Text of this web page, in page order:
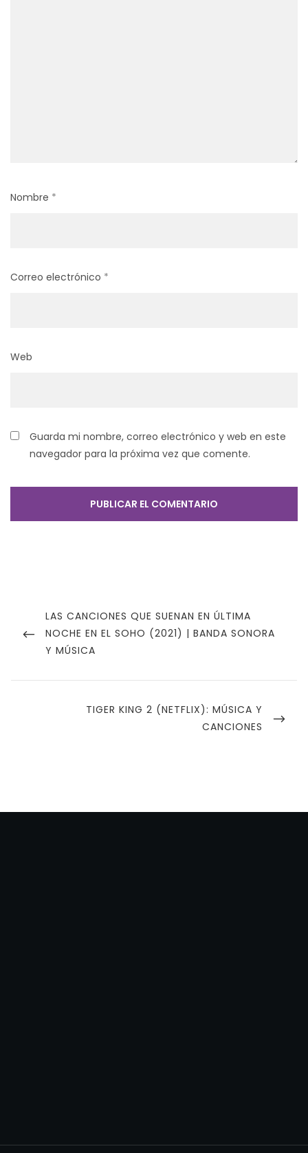
Nombre *
Correo electrónico *
Web
Guarda mi nombre, correo electrónico y web en este
navegador para la próxima vez que comente.
entradas
PREVIOUS
POST
LAS CANCIONES QUE SUENAN EN ÚLTIMA
NOCHE EN EL SOHO (2021) | BANDA SONORA
Y MÚSICA
NEXT
TIGER KING 2 (NETFLIX): MÚSICA Y
CANCIONES